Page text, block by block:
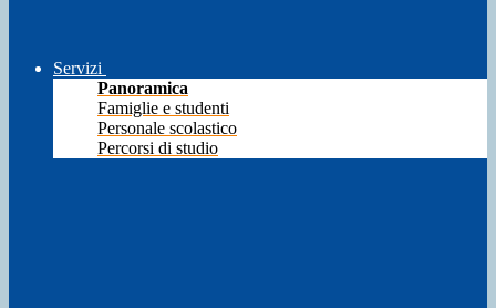
Servizi
Panoramica
Famiglie e studenti
Personale scolastico
Percorsi di studio